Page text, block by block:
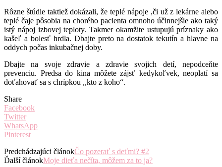
Rôzne štúdie taktiež dokázali, že teplé nápoje ,či už z lekárne alebo
teplé čaje pôsobia na chorého pacienta omnoho účinnejšie ako taký
istý nápoj izbovej teploty. Takmer okamžite ustupujú príznaky ako
kašeľ a bolesť hrdla. Dbajte preto na dostatok tekutín a hlavne na
oddych počas inkubačnej doby.
Dbajte na svoje zdravie a zdravie svojich detí, nepodceňte
prevenciu. Predsa do kina môžete zájsť kedykoľvek, neoplatí sa
doťahovať sa s chrípkou ,,kto z koho“.
Share
Facebook
Twitter
WhatsApp
Pinterest
Predchádzajúci článokČo pozerať s deťmi? #2
Ďalší článokMoje dieťa nečíta, môžem za to ja?